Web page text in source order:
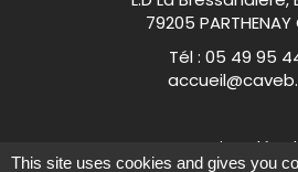
79205
Tél : 05 49 95
Mentions
This site uses cookies and gives you